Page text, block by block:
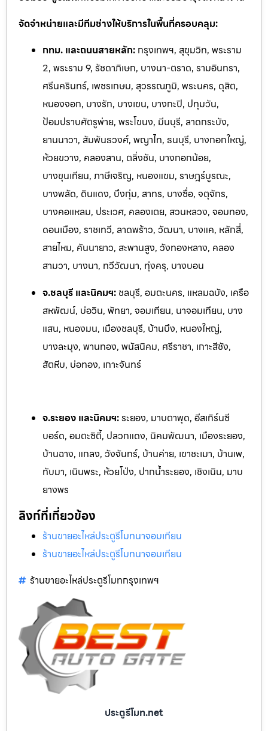
จัดจำหน่ายและมีทีมช่างให้บริการในพื้นที่ครอบคลุม:
กทม. และถนนสายหลัก: กรุงเทพฯ, สุขุมวิท, พระราม
2, พระราม 9, รัชดาภิเษก, บางนา-ตราด, รามอินทรา,
ศรีนครินทร์, เพชรเกษม, สุวรรณภูมิ, พระนคร, ดุสิต,
หนองจอก, บางรัก, บางเขน, บางกะปิ, ปทุมวัน,
ป้อมปราบศัตรูพ่าย, พระโขนง, มีนบุรี, ลาดกระบัง,
ยานนาวา, สัมพันธวงศ์, พญาไท, ธนบุรี, บางกอกใหญ่,
ห้วยขวาง, คลองสาน, ตลิ่งชัน, บางกอกน้อย,
บางขุนเทียน, ภาษีเจริญ, หนองแขม, ราษฎร์บูรณะ,
บางพลัด, ดินแดง, บึงกุ่ม, สาทร, บางซื่อ, จตุจักร,
บางคอแหลม, ประเวศ, คลองเตย, สวนหลวง, จอมทอง,
ดอนเมือง, ราชเทวี, ลาดพร้าว, วัฒนา, บางแค, หลักสี่,
สายไหม, คันนายาว, สะพานสูง, วังทองหลาง, คลอง
สามวา, บางนา, ทวีวัฒนา, ทุ่งครุ, บางบอน
จ.ชลบุรี และนิคมฯ: ชลบุรี, อมตะนคร, แหลมฉบัง, เครือ
สหพัฒน์, บ่อวิน, พัทยา, จอมเทียน, นาจอมเทียน, บาง
แสน, หนองมน, เมืองชลบุรี, บ้านบึง, หนองใหญ่,
บางละมุง, พานทอง, พนัสนิคม, ศรีราชา, เกาะสีชัง,
สัตหีบ, บ่อทอง, เกาะจันทร์
จ.ระยอง และนิคมฯ:ระยอง, มาบตาพุด, อีสเทิร์นซี
บอร์ด, อมตะซิตี้, ปลวกแดง, นิคมพัฒนา, เมืองระยอง,
บ้านฉาง, แกลง, วังจันทร์, บ้านค่าย, เขาชะเมา, บ้านเพ,
ทับมา, เนินพระ, ห้วยโป่ง, ปากน้ำระยอง, เชิงเนิน, มาบ
ยางพร
ลิงก์ที่เกี่ยวข้อง
ร้านขายอะไหล่ประตูรีโมทนาจอมเทียน
ร้านขายอะไหล่ประตูรีโมทนาจอมเทียน
ร้านขายอะไหล่ประตูรีโมทกรุงเทพฯ
ประตูรีโมท.net